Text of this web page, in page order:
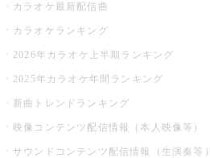
カラオケ最新配信曲
カラオケランキング
2026年カラオケ上半期ランキング
2025年カラオケ年間ランキング
新曲トレンドランキング
映像コンテンツ配信情報（本人映像等）
サウンドコンテンツ配信情報（生演奏等）